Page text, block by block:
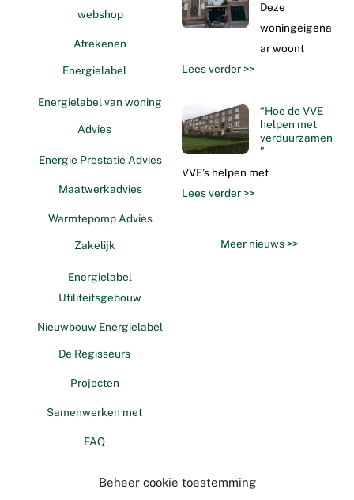
Beheer cookie toestemming
webshop
Afrekenen
Energielabel
Energielabel van woning
Advies
Energie Prestatie Advies
Maatwerkadvies
Warmtepomp Advies
Zakelijk
Energielabel
Utiliteitsgebouw
Nieuwbouw Energielabel
De Regisseurs
Projecten
Samenwerken met
FAQ
Deze
woningeigena
ar woont
Lees verder >>
“Hoe de VVE
helpen met
verduurzamen
”
VVE’s helpen met
Lees verder >>
Meer nieuws >>